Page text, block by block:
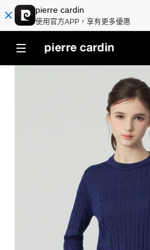
pierre cardin
使用官方APP，享有更多優惠